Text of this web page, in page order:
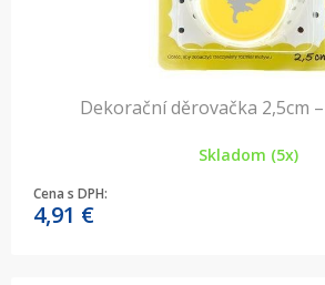
Dekorační děrovačka 2,5cm
Skladom (5x)
Cena s DPH:
4,91 €